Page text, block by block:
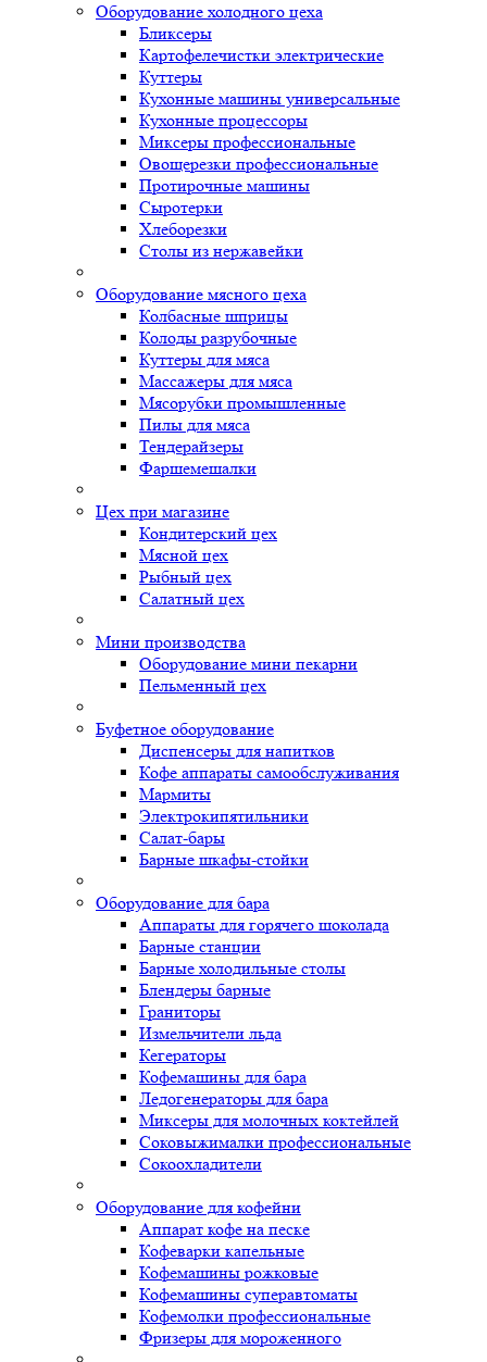
Оборудование холодного цеха
Бликсеры
Картофелечистки электрические
Куттеры
Кухонные машины универсальные
Кухонные процессоры
Миксеры профессиональные
Овощерезки профессиональные
Протирочные машины
Сыротерки
Хлеборезки
Столы из нержавейки
Оборудование мясного цеха
Колбасные шприцы
Колоды разрубочные
Куттеры для мяса
Массажеры для мяса
Мясорубки промышленные
Пилы для мяса
Тендерайзеры
Фаршемешалки
Цех при магазине
Кондитерский цех
Мясной цех
Рыбный цех
Салатный цех
Мини производства
Оборудование мини пекарни
Пельменный цех
Буфетное оборудование
Диспенсеры для напитков
Кофе аппараты самообслуживания
Мармиты
Электрокипятильники
Cалат-бары
Барные шкафы-стойки
Оборудование для бара
Аппараты для горячего шоколада
Барные станции
Барные холодильные столы
Блендеры барные
Граниторы
Измельчители льда
Кегераторы
Кофемашины для бара
Ледогенераторы для бара
Миксеры для молочных коктейлей
Соковыжималки профессиональные
Сокоохладители
Оборудование для кофейни
Аппарат кофе на песке
Кофеварки капельные
Кофемашины рожковые
Кофемашины суперавтоматы
Кофемолки профессиональные
Фризеры для мороженного